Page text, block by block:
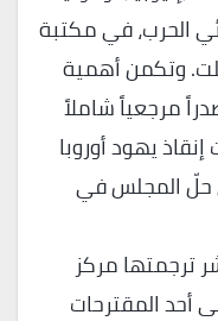
الحرب، في مكتبة
وتكمن أهمية
مرجعياً شاملاً
يهود أوروبا
حلّ المجلس في
ترجمتها مركز
أحد المقترحات